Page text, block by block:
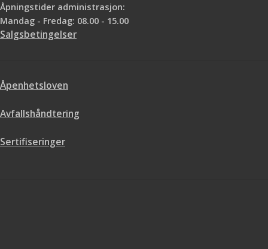
Åpningstider administrasjon:
Mandag - Fredag: 08.00 - 15.00
Salgsbetingelser
Åpenhetsloven
Avfallshåndtering
Sertifiseringer